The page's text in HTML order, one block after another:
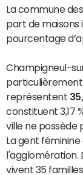
La commune
part de maisons
pourcentage
Champigneul-
particulièrement
représentent
constituent 3,17
ville ne possède
La gent
l'agglomération.
vivent 35